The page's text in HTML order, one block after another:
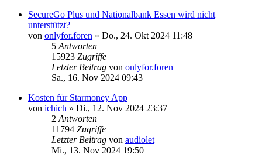
SecureGo Plus und Nationalbank Essen wird nicht
unterstützt?
von onlyfor.foren » Do., 24. Okt 2024 11:48
5 Antworten
15923 Zugriffe
Letzter Beitrag von onlyfor.foren
Sa., 16. Nov 2024 09:43
Kosten für Starmoney App
von ichich » Di., 12. Nov 2024 23:37
2 Antworten
11794 Zugriffe
Letzter Beitrag von audiolet
Mi., 13. Nov 2024 19:50